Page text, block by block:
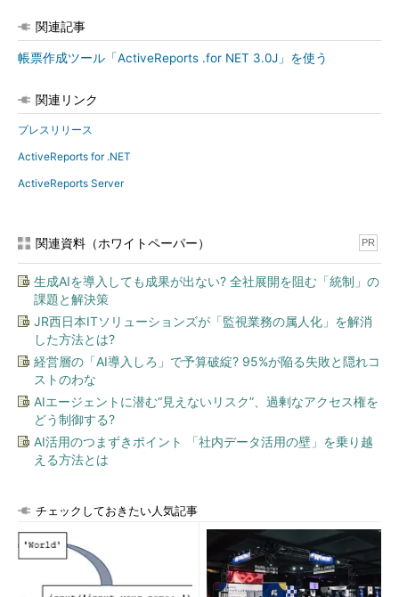
関連記事
帳票作成ツール「ActiveReports .for NET 3.0J」を使う
関連リンク
プレスリリース
ActiveReports for .NET
ActiveReports Server
関連資料（ホワイトペーパー） PR
生成AIを導入しても成果が出ない? 全社展開を阻む「統制」の
課題と解決策
JR西日本ITソリューションズが「監視業務の属人化」を解消
した方法とは?
経営層の「AI導入しろ」で予算破綻? 95%が陥る失敗と隠れコ
ストのわな
AIエージェントに潜む“見えないリスク”、過剰なアクセス権を
どう制御する?
AI活用のつまずきポイント 「社内データ活用の壁」を乗り越
える方法とは
チェックしておきたい人気記事